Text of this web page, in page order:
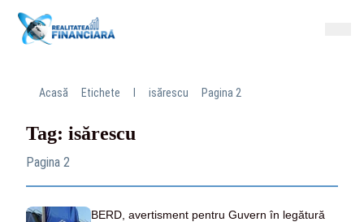
Acasă Etichete isărescu Pagina 2
Tag: isărescu
Pagina 2
BERD, avertisment pentru Guvern în legătură